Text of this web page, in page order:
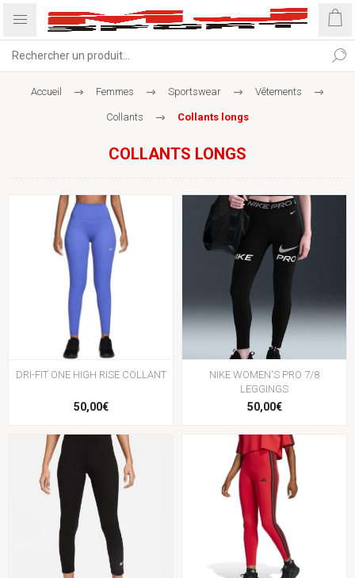
Accueil Femmes Sportswear Vêtements
Collants Collants longs
COLLANTS LONGS
DRI-FIT ONE HIGH RISE COLLANT
50,00€
NIKE WOMEN'S PRO 7/8
LEGGINGS
50,00€